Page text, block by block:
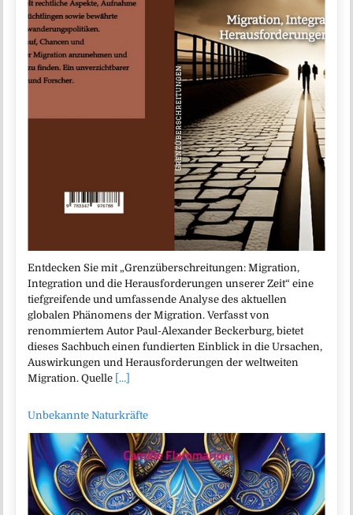
Entdecken Sie mit „Grenzüberschreitungen: Migration,
Integration und die Herausforderungen unserer Zeit“ eine
tiefgreifende und umfassende Analyse des aktuellen
globalen Phänomens der Migration. Verfasst von
renommiertem Autor Paul-Alexander Beckerburg, bietet
dieses Sachbuch einen fundierten Einblick in die Ursachen,
Auswirkungen und Herausforderungen der weltweiten
Migration. Quelle [...]
Unbekannte Naturkräfte